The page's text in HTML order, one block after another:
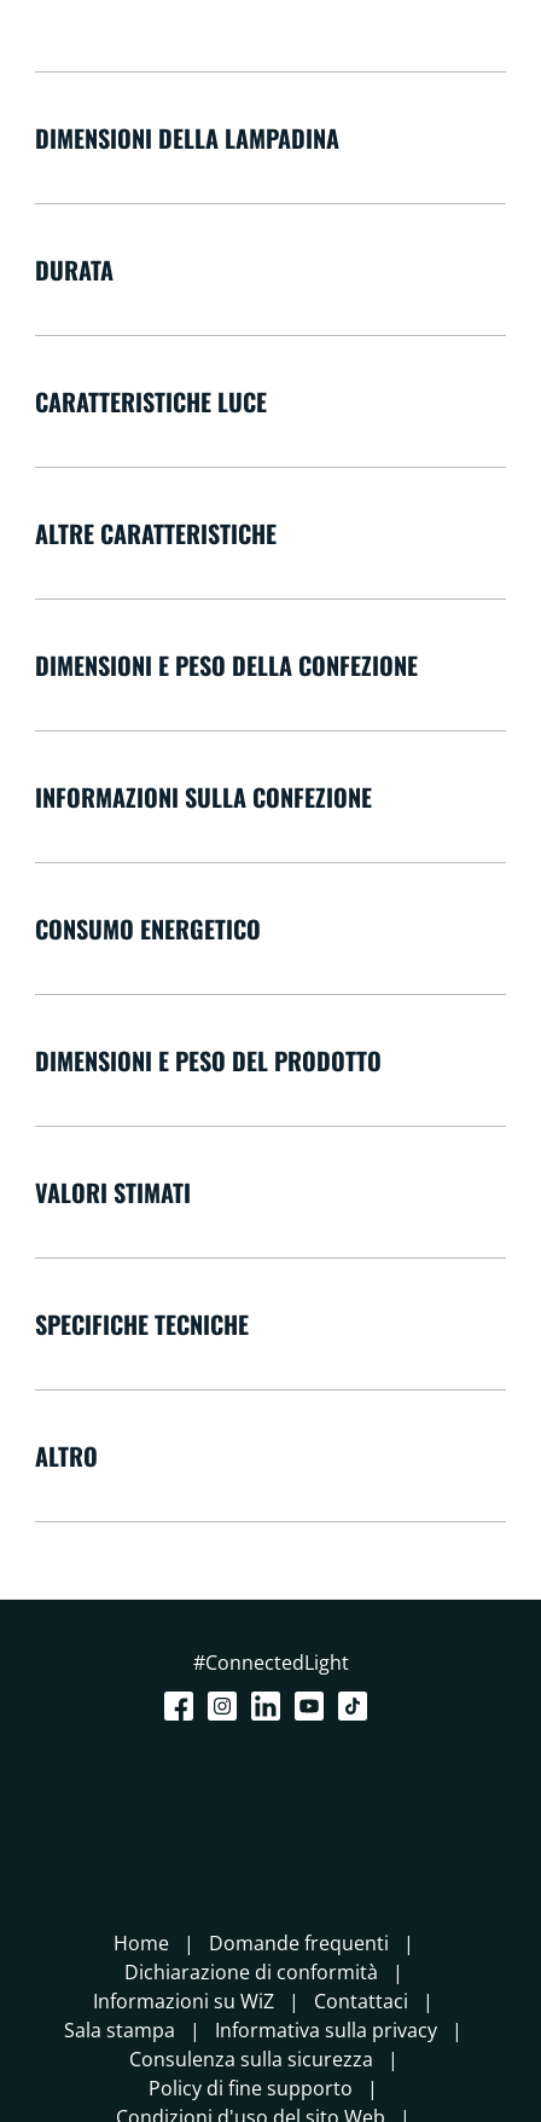
DIMENSIONI DELLA LAMPADINA
DURATA
CARATTERISTICHE LUCE
ALTRE CARATTERISTICHE
DIMENSIONI E PESO DELLA CONFEZIONE
INFORMAZIONI SULLA CONFEZIONE
CONSUMO ENERGETICO
DIMENSIONI E PESO DEL PRODOTTO
VALORI STIMATI
SPECIFICHE TECNICHE
ALTRO
#ConnectedLight
Home
Domande frequenti
Dichiarazione di conformità
Informazioni su WiZ
Contattaci
Sala stampa
Informativa sulla privacy
Consulenza sulla sicurezza
Policy di fine supporto